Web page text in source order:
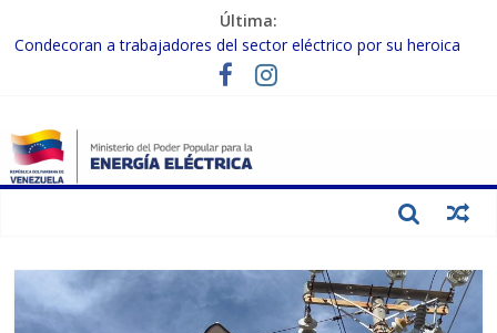
Última:
Condecoran a trabajadores del sector eléctrico por su heroica
labor tras el doble sismo del 24-J
Gobierno Nacional coordina acciones con el sector privado para
Inspeccionan trabajos de rehabilitación en instalaciones del SEN
en Carabobo
Gobierno Nacional activa plan preventivo para fortalecer el SEN